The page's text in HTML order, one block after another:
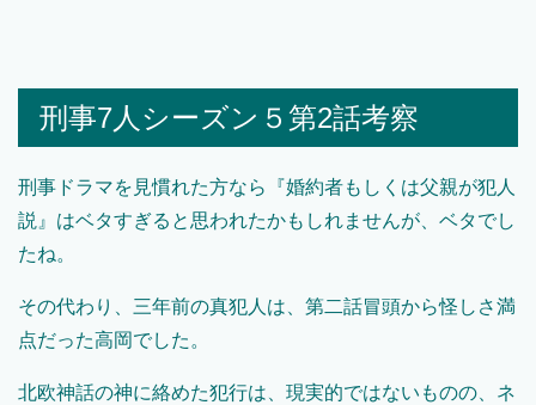
刑事7人シーズン５第2話考察
刑事ドラマを見慣れた方なら『婚約者もしくは父親が犯人
説』はベタすぎると思われたかもしれませんが、ベタでし
たね。
その代わり、三年前の真犯人は、第二話冒頭から怪しさ満
点だった高岡でした。
北欧神話の神に絡めた犯行は、現実的ではないものの、ネ